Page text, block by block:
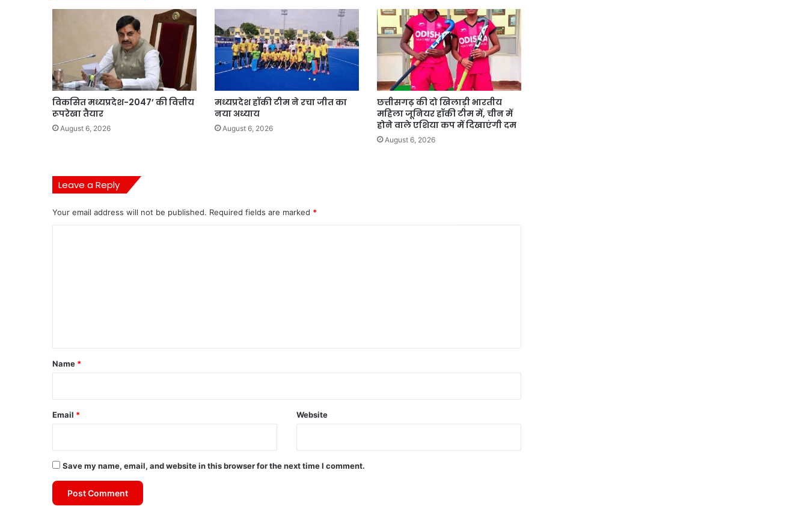
विकसित मध्यप्रदेश-2047’ की वित्तीय
रूपरेखा तैयार
August 6, 2026
मध्यप्रदेश हॉकी टीम ने रचा जीत का
नया अध्याय
August 6, 2026
छत्तीसगढ़ की दो खिलाड़ी भारतीय
महिला जूनियर हॉकी टीम में, चीन में
होने वाले एशिया कप में दिखाएंगी दम
August 6, 2026
Leave a Reply
Your email address will not be published. Required fields are marked *
*
Name *
Email * Website
Save my name, email, and website in this browser for the next time I comment.